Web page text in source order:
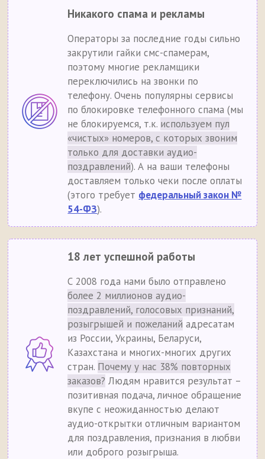
Никакого спама и рекламы
Операторы за последние годы сильно
закрутили гайки смс-спамерам,
поэтому многие рекламщики
переключились на звонки по
телефону. Очень популярны сервисы
по блокировке телефонного спама (мы
не блокируемся, т.к. используем пул
«чистых» номеров, с которых звоним
только для доставки аудио-
поздравлений). А на ваши телефоны
доставляем только чеки после оплаты
(этого требует федеральный закон №
54-ФЗ).
18 лет успешной работы
С 2008 года нами было отправлено
более 2 миллионов аудио-
поздравлений, голосовых признаний,
розыгрышей и пожеланий адресатам
из России, Украины, Беларуси,
Казахстана и многих-многих других
стран. Почему у нас 38% повторных
заказов? Людям нравится результат –
позитивная подача, личное обращение
вкупе с неожиданностью делают
аудио-открытки отличным вариантом
для поздравления, признания в любви
или доброго розыгрыша.